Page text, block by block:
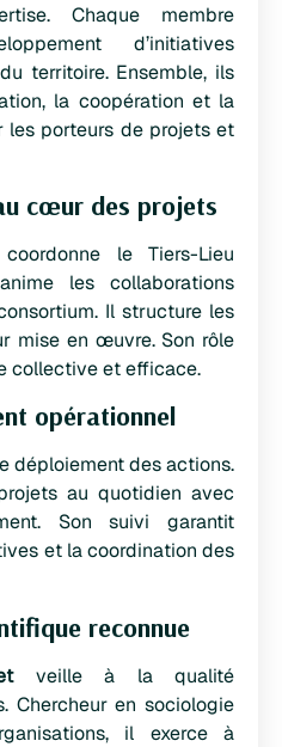
Chaque membre
d’initiatives
territoire. Ensemble, ils
la coopération et la
les porteurs de projets et
cœur des projets
le Tiers-Lieu
les collaborations
Il structure les
mise en œuvre. Son rôle
collective et efficace.
opérationnel
déploiement des actions.
au quotidien avec
Son suivi garantit
et la coordination des
reconnue
veille à la qualité
Chercheur en sociologie
il exerce à